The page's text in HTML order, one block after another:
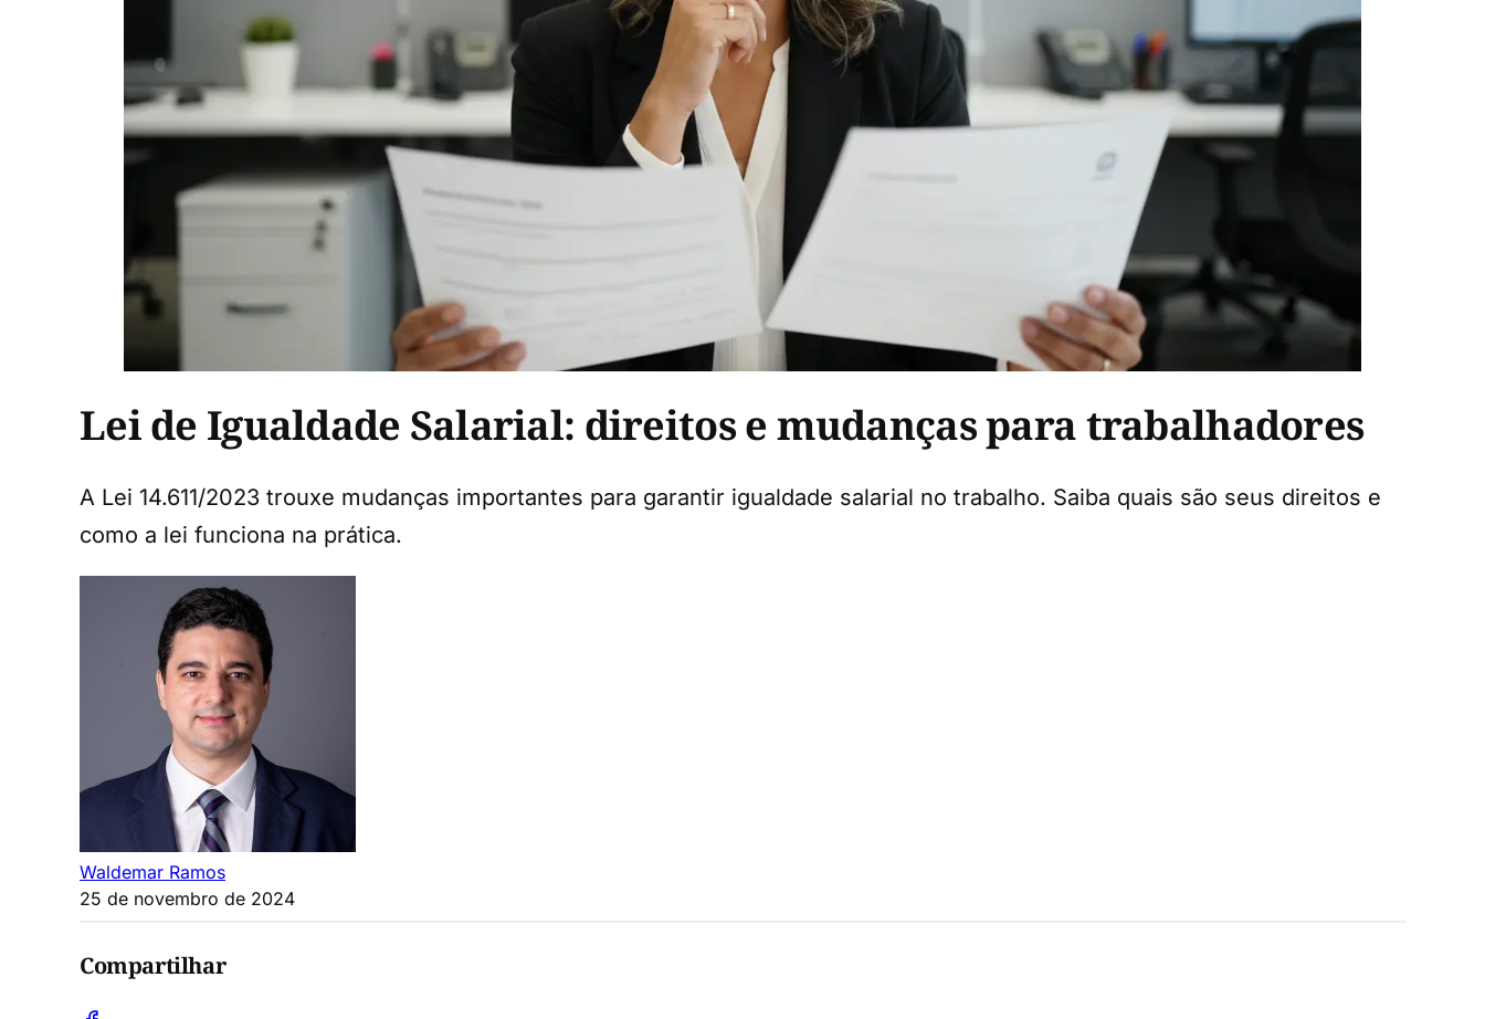
Lei de Igualdade Salarial: direitos e mudanças para trabalhadores
A Lei 14.611/2023 trouxe mudanças importantes para garantir igualdade salarial no trabalho. Saiba quais são seus direitos e
como a lei funciona na prática.
Waldemar Ramos
25 de novembro de 2024
Compartilhar